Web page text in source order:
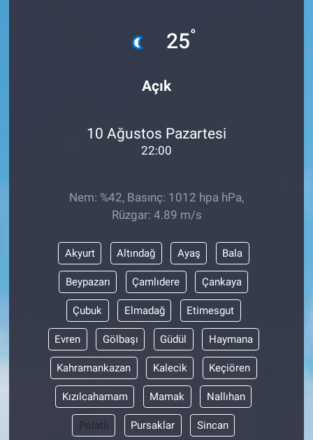
25°
Açık
10 Ağustos Pazartesi
22:00
Nem: %42, Basınç: 1012 hpa hPa,
Rüzgar: 4.89 m/s
Akyurt Altındağ Ayaş Bala
Beypazarı Çamlıdere Çankaya
Çubuk Elmadağ Etimesgut
Evren Gölbaşı Güdül Haymana
Kahramankazan Kalecik Keçiören
Kızılcahamam Mamak Nallıhan
Polatlı Pursaklar Sincan